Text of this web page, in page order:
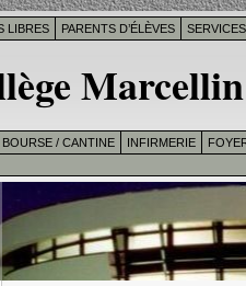
LIBRES PARENTS D’ÉLÈVES
BOURSE / CANTINE INFIRMERIE